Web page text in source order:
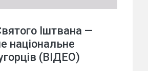
Іштвана —
національне
(ВІДЕО)